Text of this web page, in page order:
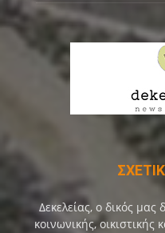
Δεκελείας, ο δικός μας
κοινωνικής, οικιστικής